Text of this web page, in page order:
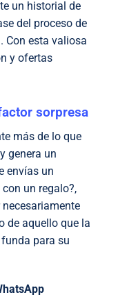
un historial de
del proceso de
Con esta valiosa
y ofertas
sorpresa
más de lo que
y genera un
envías un
un regalo?,
de aquello que la
para su